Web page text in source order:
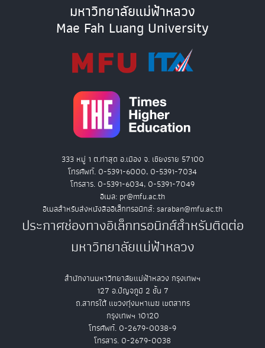
มหาวิทยาลัยแม่ฟ้าหลวง
Mae Fah Luang University
333 หมู่ 1 ต.ท่าสุด อ.เมือง จ. เชียงราย 57100
โทรศัพท์. 0-5391-6000, 0-5391-7034
โทรสาร. 0-5391-6034, 0-5391-7049
อีเมล: pr@mfu.ac.th
อีเมลสำหรับส่งหนังสืออิเล็กทรอนิกส์: saraban@mfu.ac.th
ประกาศช่องทางอิเล็กทรอนิกส์สำหรับติดต่อ
มหาวิทยาลัยแม่ฟ้าหลวง
สำนักงานมหาวิทยาลัยแม่ฟ้าหลวง กรุงเทพฯ
127 อ.ปัญจภูมิ 2 ชั้น 7
ถ.สาทรใต้ แขวงทุ่งมหาเมฆ เขตสาทร
กรุงเทพฯ 10120
โทรศัพท์. 0-2679-0038-9
โทรสาร. 0-2679-0038